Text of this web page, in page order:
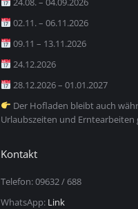
02.11. – 06.11.2026
09.11 – 13.11.2026
24.12.2026
28.12.2026 – 01.01.2027
Der Hofladen bleibt auch
Urlaubszeiten und Erntearbeiten
Kontakt
Telefon: 09632 / 688
WhatsApp: Link